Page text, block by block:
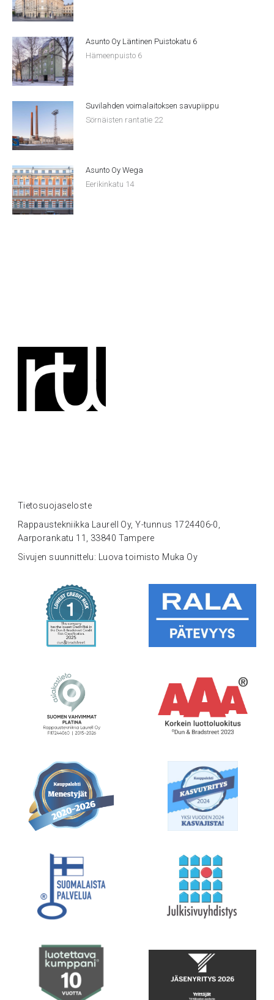
Asunto Oy Läntinen Puistokatu 6
Hämeenpuisto 6
Suvilahden voimalaitoksen savupiippu
Sörnäisten rantatie 22
Asunto Oy Wega
Eerikinkatu 14
Tietosuojaseloste
Rappaustekniikka Laurell Oy, Y-tunnus 1724406-0,
Aarporankatu 11, 33840 Tampere
Sivujen suunnittelu: Luova toimisto Muka Oy